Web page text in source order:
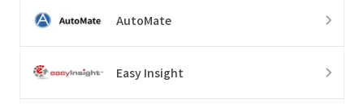
AutoMate
Easy Insight